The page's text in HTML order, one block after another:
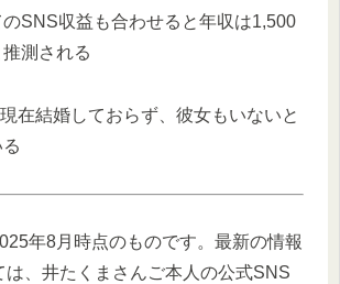
SNS収益も合わせると年収は1,500
測される
在結婚しておらず、彼女もいないと
年8月時点のものです。最新の情報
は、井たくまさんご本人の公式SNS